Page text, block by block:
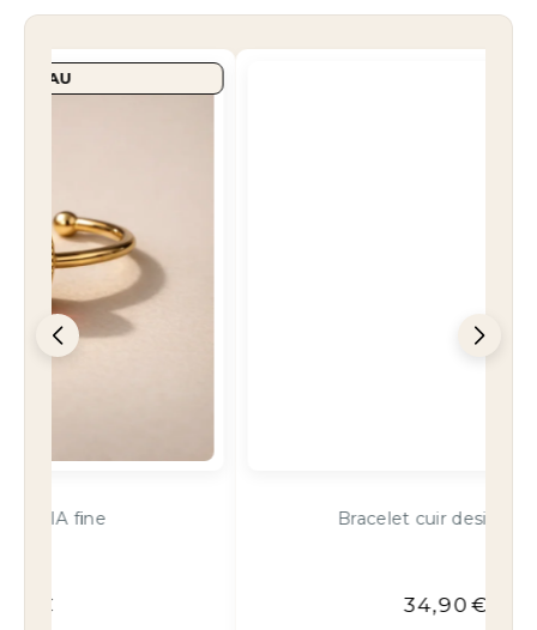
Bracelet cuir design rouge